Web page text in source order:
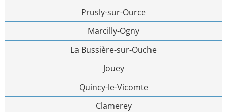
Prusly-sur-Ource
Marcilly-Ogny
La Bussière-sur-Ouche
Jouey
Quincy-le-Vicomte
Clamerey